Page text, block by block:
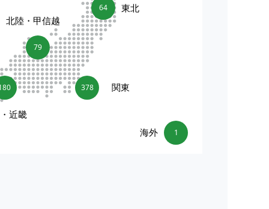
64 東北
378 関東
79
北陸・甲信越
近畿
1
海外